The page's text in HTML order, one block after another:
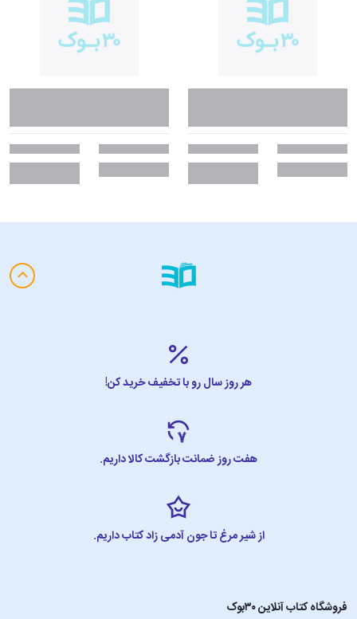
هر روز سال رو با تخفیف خرید کن!
هفت روز ضمانت بازگشت کالا داریم.
از شیر مرغ تا جون آدمی زاد کتاب داریم.
فروشگاه کتاب آنلاین ۳۰بوک